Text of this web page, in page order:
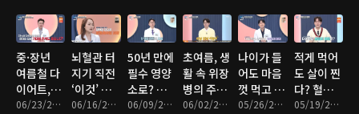
중·장년
여름철 다
이어트,
‘이것’이06/23/2026 • 48분
뇌혈관 터
지기 직전
‘이것’ 반
복된다?06/16/2026 • 47분
50년 만에
필수 영양
소로? 우
리가 놓친
06/09/2026 • 47분
초여름, 생
활 속 위장
병의 주범
은?
06/02/2026 • 47분
나이가 들
어도 마음
껏 먹고 싶
다? 소화05/26/2026 • 47분
적게 먹어
도 살이 찐
다? 혈당
다이어트05/19/2026 • 48분